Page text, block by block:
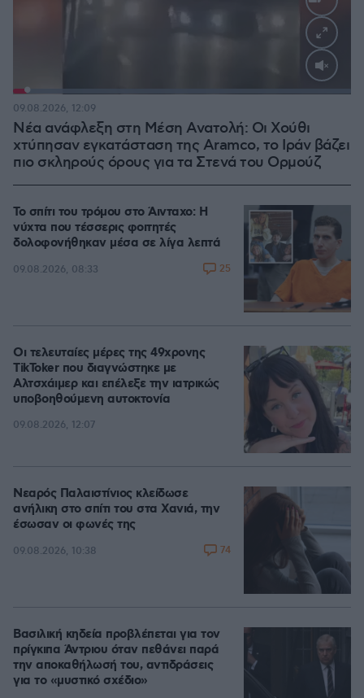
Νέα ανάφλεξη στη Μέση Ανατολή: Οι Χούθι
χτύπησαν εγκατάσταση της Aramco, το Ιράν βάζει
πιο σκληρούς όρους για τα Στενά του Ορμούζ
09.08.2026, 12:09
Το σπίτι του τρόμου στο Άινταχο: Η
νύχτα που τέσσερις φοιτητές
δολοφονήθηκαν μέσα σε λίγα λεπτά
09.08.2026, 08:33 25
Οι τελευταίες μέρες της 49χρονης
TikToker που διαγνώστηκε με
Αλτσχάιμερ και επέλεξε την ιατρικώς
υποβοηθούμενη αυτοκτονία
09.08.2026, 12:07
Νεαρός Παλαιστίνιος κλείδωσε
ανήλικη στο σπίτι του στα Χανιά, την
έσωσαν οι φωνές της
09.08.2026, 10:38 74
Βασιλική κηδεία προβλέπεται για τον
πρίγκιπα Άντριου όταν πεθάνει παρά
την αποκαθήλωσή του, αντιδράσεις
για το «μυστικό σχέδιο»